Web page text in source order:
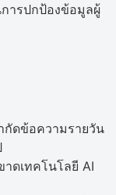
ารปกป้องข้อมูลผู้
ดข้อความรายวัน
ดเทคโนโลยี AI